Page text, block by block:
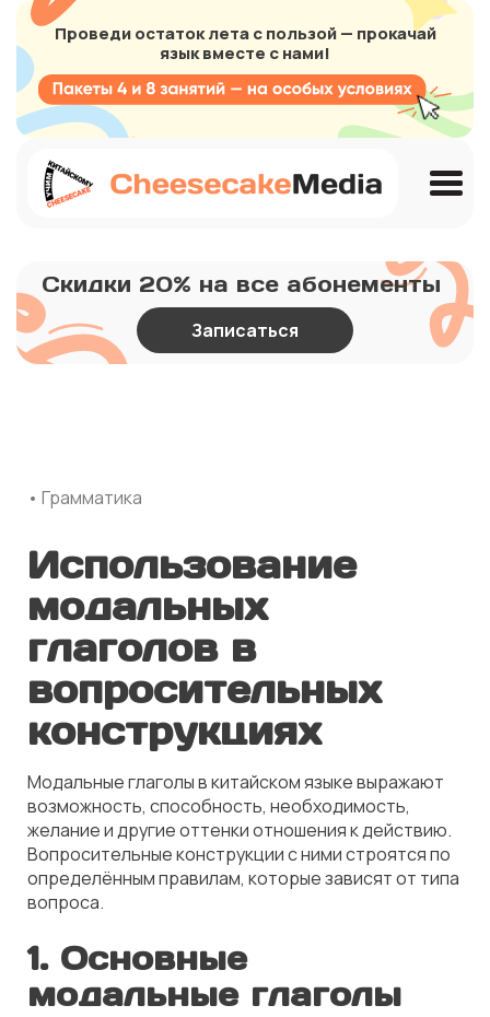
Проведи остаток лета с пользой — прокачай
язык вместе с нами!
Скидки 20% на все абонементы
Записаться
• Грамматика
Использование
модальных
глаголов в
вопросительных
конструкциях
Модальные глаголы в китайском языке выражают
возможность, способность, необходимость,
желание и другие оттенки отношения к действию.
Вопросительные конструкции с ними строятся по
определённым правилам, которые зависят от типа
вопроса.
1. Основные
модальные глаголы